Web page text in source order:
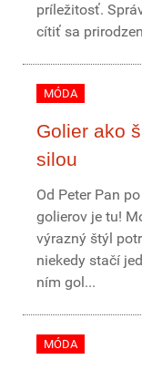
príležitosť.
cítiť sa
MÓDA
Golier ako
silou
Od Peter Pan
golierov je tu!
výrazný štýl
niekedy stačí
ním gol...
MÓDA